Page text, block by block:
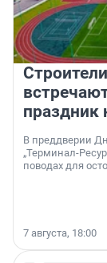
праздник
В преддверии
„Терминал-
поводах для
7 августа, 18:00